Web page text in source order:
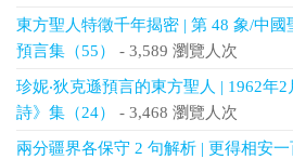
東方聖人特徵千年揭密 | 第 48 象/中國
預言集（55）
- 3,589 瀏覽人次
珍妮‧狄克遜預言的東方聖人 | 1962年
詩》集（24）
- 3,468 瀏覽人次
兩分疆界各保守 2 句解析 | 更得相安